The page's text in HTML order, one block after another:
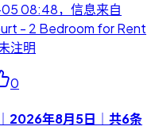
08:48，信息来自
- 2 Bedroom for Rent
注明
0
2026年8月5日｜共6条